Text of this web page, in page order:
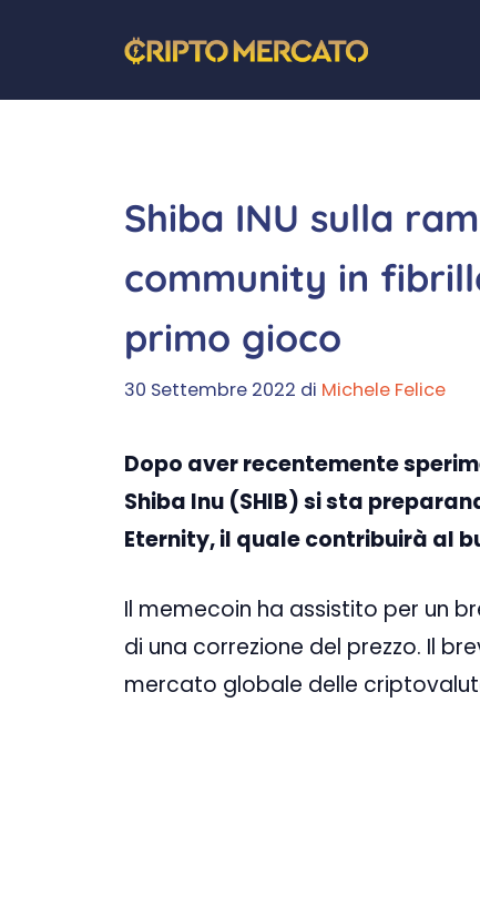
contenuto
Shiba INU sulla
community in
primo gioco
30 Settembre 2022 di Michele Felice
Dopo aver recentemente
Shiba Inu (SHIB) si sta
Eternity, il quale contribuirà al
Il memecoin ha assistito per un
di una correzione del prezzo. Il
mercato globale delle